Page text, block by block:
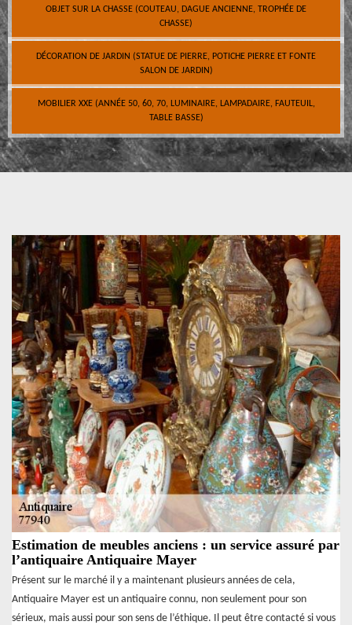
OBJET SUR LA CHASSE (COUTEAU, DAGUE ANCIENNE, TROPHÉE DE
CHASSE)
DÉCORATION DE JARDIN (STATUE DE PIERRE, POTICHE PIERRE ET FONTE
SALON DE JARDIN)
MOBILIER XXE (ANNÉE 50, 60, 70, LUMINAIRE, LAMPADAIRE, FAUTEUIL,
TABLE BASSE)
Estimation de meubles anciens : un service assuré par
l’antiquaire Antiquaire Mayer
Présent sur le marché il y a maintenant plusieurs années de cela,
Antiquaire Mayer est un antiquaire connu, non seulement pour son
sérieux, mais aussi pour son sens de l’éthique. Il peut être contacté si vous